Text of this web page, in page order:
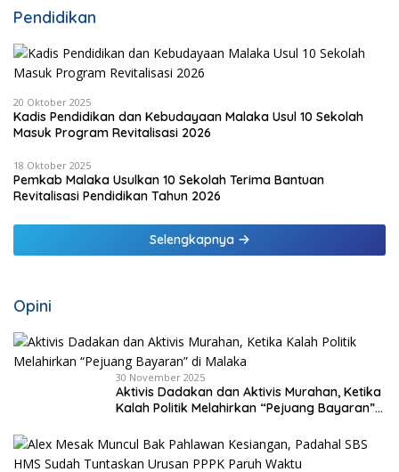
Pendidikan
20 Oktober 2025
Kadis Pendidikan dan Kebudayaan Malaka Usul 10 Sekolah
Masuk Program Revitalisasi 2026
18 Oktober 2025
Pemkab Malaka Usulkan 10 Sekolah Terima Bantuan
Revitalisasi Pendidikan Tahun 2026
Selengkapnya
Opini
30 November 2025
Aktivis Dadakan dan Aktivis Murahan, Ketika
Kalah Politik Melahirkan “Pejuang Bayaran”